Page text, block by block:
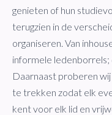
genieten of hun
terugzien in de
organiseren. Van
informele
Daarnaast proberen
te trekken zodat elk
kent voor elk lid en